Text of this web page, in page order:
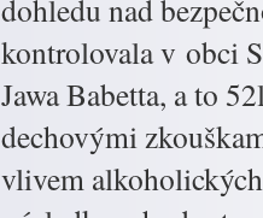
dohledu nad
kontrolovala v obci
Jawa Babetta, a to
dechovými
vlivem